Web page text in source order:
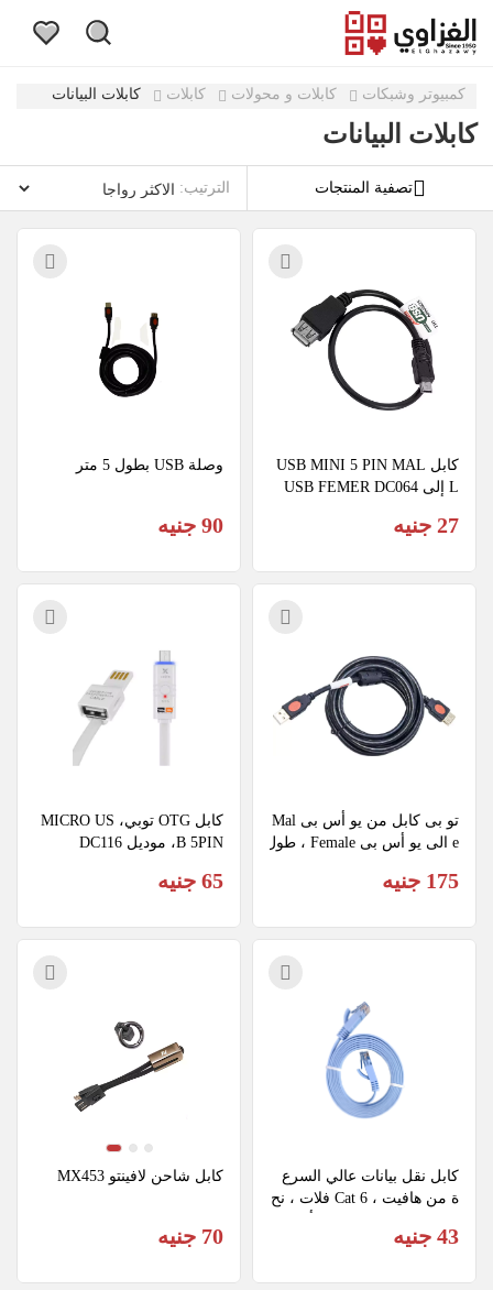
كمبيوتر وشبكات كابلات و محولات كابلات كابلات البيانات
كابلات البيانات
تصفية المنتجات الترتيب:
كابل USB MINI 5 PIN MAL
L إلى USB FEMER DC064
27 جنيه
وصلة USB بطول 5 متر
90 جنيه
تو بى كابل من يو أس بى Mal
e الى يو أس بى Female ، طول
175 جنيه
كابل OTG توبي، MICRO US
B 5PIN، موديل DC116
65 جنيه
كابل نقل بيانات عالي السرع
ة من هافيت ، Cat 6 فلات ، نح
43 جنيه
كابل شاحن لافينتو MX453
70 جنيه